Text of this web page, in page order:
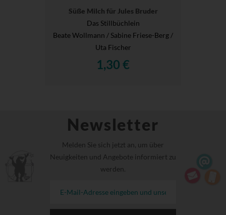
Süße Milch für Jules Bruder
Das Stillbüchlein
Beate Wollmann / Sabine Friese-Berg /
Uta Fischer
1,30 €
Newsletter
Melden Sie sich jetzt an, um über
Neuigkeiten und Angebote informiert zu
werden.